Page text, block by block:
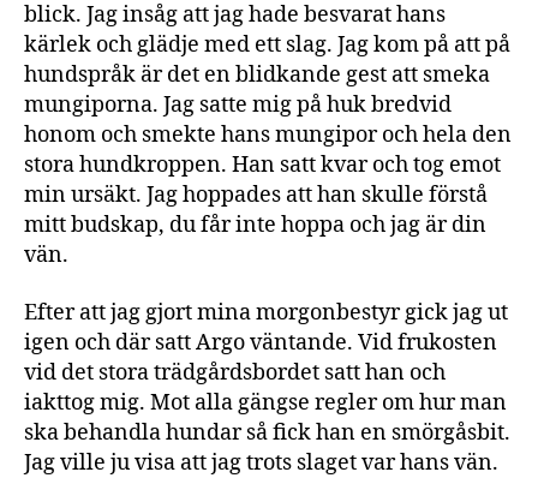
blick. Jag insåg att jag hade besvarat hans
kärlek och glädje med ett slag. Jag kom på att på
hundspråk är det en blidkande gest att smeka
mungiporna. Jag satte mig på huk bredvid
honom och smekte hans mungipor och hela den
stora hundkroppen. Han satt kvar och tog emot
min ursäkt. Jag hoppades att han skulle förstå
mitt budskap, du får inte hoppa och jag är din
vän.
Efter att jag gjort mina morgonbestyr gick jag ut
igen och där satt Argo väntande. Vid frukosten
vid det stora trädgårdsbordet satt han och
iakttog mig. Mot alla gängse regler om hur man
ska behandla hundar så fick han en smörgåsbit.
Jag ville ju visa att jag trots slaget var hans vän.